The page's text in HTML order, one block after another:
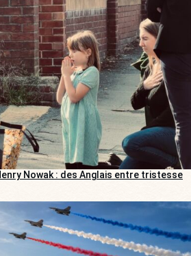
Nowak : des Anglais entre tristesse